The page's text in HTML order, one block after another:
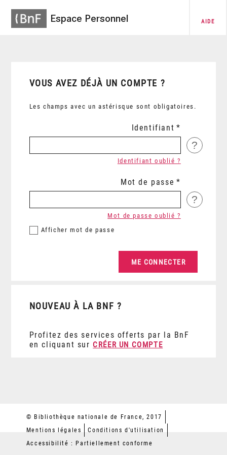
Espace Personnel AIDE
VOUS AVEZ DÉJÀ UN COMPTE ?
Les champs avec un astérisque sont obligatoires.
Identifiant
?
Identifiant oublié ?
Mot de passe
?
Afficher mot de passe
Mot de passe oublié ?
NOUVEAU À LA BNF ?
Profitez des services offerts par la BnF
en cliquant sur CRÉER UN COMPTE
© Bibliothèque nationale de France, 2017
Mentions légales
Conditions d'utilisation
Accessibilité : Partiellement conforme